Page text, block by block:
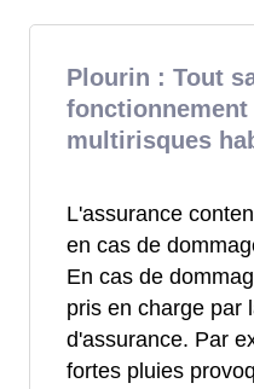
Plourin : Tout
fonctionnement
multirisques
L'assurance
en cas de
En cas de
pris en charge par
d'assurance. Par
fortes pluies